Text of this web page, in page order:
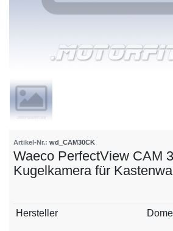
Artikel-Nr.: wd_CAM30CK
Waeco PerfectView CAM
Kugelkamera für
Technisches
Wert
Hersteller